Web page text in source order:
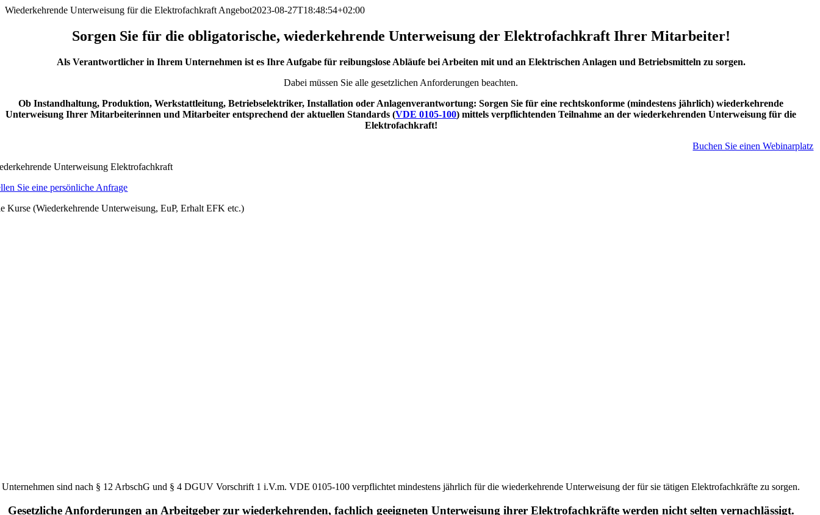
Zum
Wiederkehrende Unterweisung für die Elektrofachkraft Angebot2023-08-27T18:48:54+02:00
Sorgen Sie für die obligatorische, wiederkehrende Unterweisung der Elektrofachkraft Ihrer Mitarbeiter!
Als Verantwortlicher in Ihrem Unternehmen ist es Ihre Aufgabe für reibungslose Abläufe bei Arbeiten mit und an Elektrischen Anlagen und Betriebsmitteln zu sorgen.
Dabei müssen Sie alle gesetzlichen Anforderungen beachten.
Ob Instandhaltung, Produktion, Werkstattleitung, Betriebselektriker, Installation oder Anlagenverantwortung: Sorgen Sie für eine rechtskonforme (mindestens jährlich) wiederkehrende
Unterweisung Ihrer Mitarbeiterinnen und Mitarbeiter entsprechend der aktuellen Standards (VDE 0105-100) mittels verpflichtenden Teilnahme an der wiederkehrenden Unterweisung für die
Elektrofachkraft!
Buchen Sie einen Webinarplatz
Unterweisung Elektrofachkraft
Sie eine persönliche Anfrage
Kurse (Wiederkehrende Unterweisung, EuP, Erhalt EFK etc.)
Unternehmen sind nach § 12 ArbschG und § 4 DGUV Vorschrift 1 i.V.m. VDE 0105-100 verpflichtet mindestens jährlich für die wiederkehrende Unterweisung der für sie tätigen Elektrofachkräfte zu sorgen.
Gesetzliche Anforderungen an Arbeitgeber zur wiederkehrenden, fachlich geeigneten Unterweisung ihrer Elektrofachkräfte werden nicht selten vernachlässigt.